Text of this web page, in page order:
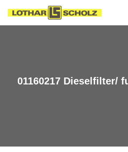
01160217 Dieselfilter/